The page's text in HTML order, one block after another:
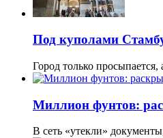
Под куполами
Город только
Миллион фунтов:
В сеть «утекли»